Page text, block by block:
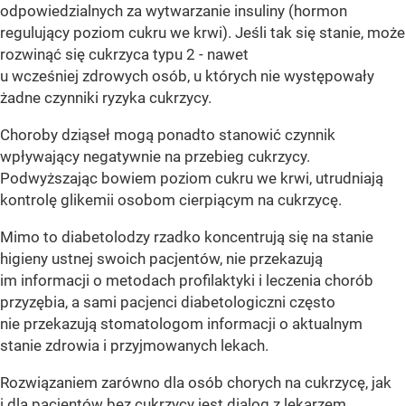
odpowiedzialnych za wytwarzanie insuliny (hormon
regulujący poziom cukru we krwi). Jeśli tak się stanie, może
rozwinąć się cukrzyca typu 2 - nawet
u wcześniej zdrowych osób, u których nie występowały
żadne czynniki ryzyka cukrzycy.
Choroby dziąseł mogą ponadto stanowić czynnik
wpływający negatywnie na przebieg cukrzycy.
Podwyższając bowiem poziom cukru we krwi, utrudniają
kontrolę glikemii osobom cierpiącym na cukrzycę.
Mimo to diabetolodzy rzadko koncentrują się na stanie
higieny ustnej swoich pacjentów, nie przekazują
im informacji o metodach profilaktyki i leczenia chorób
przyzębia, a sami pacjenci diabetologiczni często
nie przekazują stomatologom informacji o aktualnym
stanie zdrowia i przyjmowanych lekach.
Rozwiązaniem zarówno dla osób chorych na cukrzycę, jak